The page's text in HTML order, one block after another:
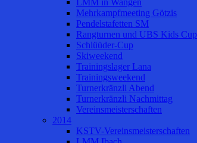
LMM in Wangen
Mehrkampfmeeting Götzis
Pendelstafetten SM
Rangturnen und UBS Kids Cup
Schlüüder-Cup
Skiweekend
Trainingslager Lana
Trainingsweekend
Turnerkränzli Abend
Turnerkränzli Nachmittag
Vereinsmeisterschaften
2014
KSTV-Vereinsmeisterschaften